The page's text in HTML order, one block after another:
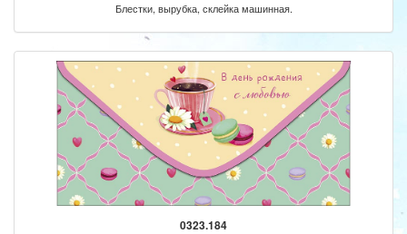
Блестки, вырубка, склейка машинная.
0323.184